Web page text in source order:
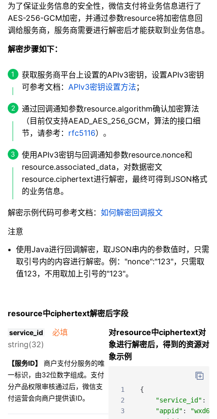
为了保证业务信息的安全性，微信支付将业务信息进行了
AES-256-GCM加密，并通过参数resource将加密信息回
调给服务商，服务商需要进行解密后才能获取到业务信息。
解密步骤如下：
获取服务商平台上设置的APIv3密钥，设置APIv3密钥
可参考文档： APIv3密钥设置方法 ；
通过回调通知参数resource.algorithm确认加密算法
（目前仅支持AEAD_AES_256_GCM，算法的接口细
节，请参考： rfc5116）。
使用APIv3密钥与回调通知参数resource.nonce和
resource.associated_data，对数据密文
resource.ciphertext进行解密，最终可得到JSON格式
的业务信息。
解密示例代码可参考文档： 如何解密回调报文
注意
使用Java进行回调解密，取JSON串内的参数值时，只需
取引号内的内容进行解密。例："nonce":"123"，只需取
值123，不用取加上引号的"123"。
resource中ciphertext解密后字段
service_id
必填
string(32)
【服务ID】
商户支付分服务的唯
一标识，由32位数字组成。支付
分产品权限审核通过后，微信支
付运营会向商户提供该ID。
对resource中ciphertext对
象进行解密后，得到的资源对
象示例
1
{
2
"service_id" :
3
"appid" :